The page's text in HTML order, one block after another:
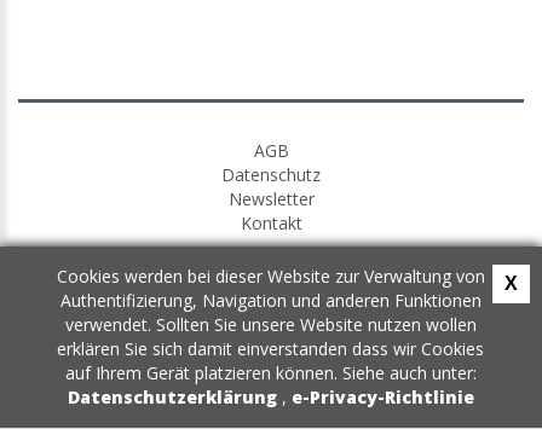
AGB
Datenschutz
Newsletter
Kontakt
Cookies werden bei dieser Website zur Verwaltung von
Authentifizierung, Navigation und anderen Funktionen
verwendet. Sollten Sie unsere Website nutzen wollen
erklären Sie sich damit einverstanden dass wir Cookies
auf Ihrem Gerät platzieren können. Siehe auch unter:
Datenschutzerklärung , e-Privacy-Richtlinie
X